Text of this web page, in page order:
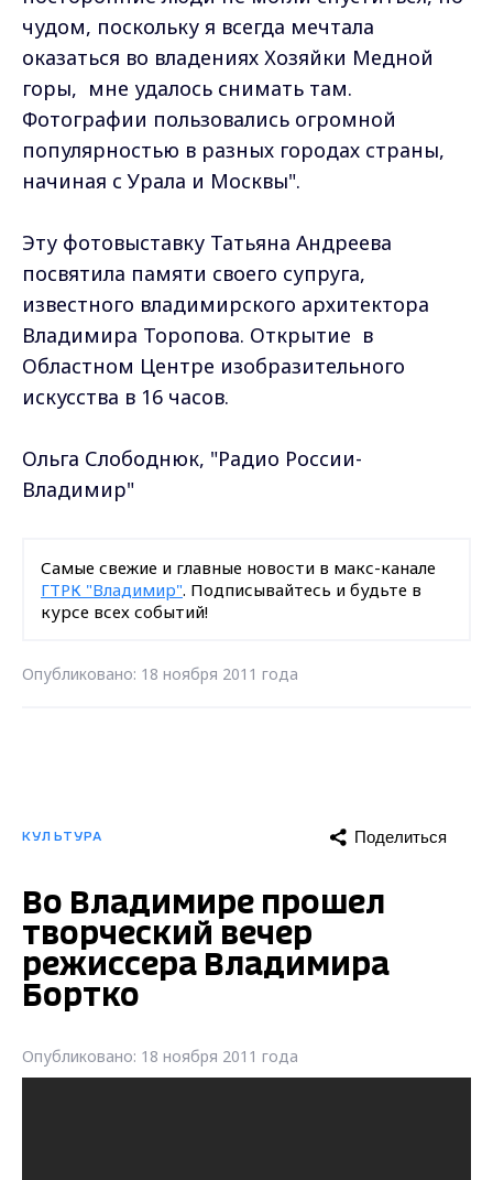
чудом, поскольку я всегда мечтала
оказаться во владениях Хозяйки Медной
горы, мне удалось снимать там.
Фотографии пользовались огромной
популярностью в разных городах страны,
начиная с Урала и Москвы".
Эту фотовыставку Татьяна Андреева
посвятила памяти своего супруга,
известного владимирского архитектора
Владимира Торопова. Открытие в
Областном Центре изобразительного
искусства в 16 часов.
Ольга Слободнюк, "Радио России-
Владимир"
Самые свежие и главные новости в макс-канале
ГТРК "Владимир". Подписывайтесь и будьте в
курсе всех событий!
Опубликовано: 18 ноября 2011 года
КУЛЬТУРА Поделиться
Во Владимире прошел
творческий вечер
режиссера Владимира
Бортко
Опубликовано: 18 ноября 2011 года